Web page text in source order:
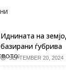
Иднината на
базирани ѓубрива
SEPTEMBER 20, 2024